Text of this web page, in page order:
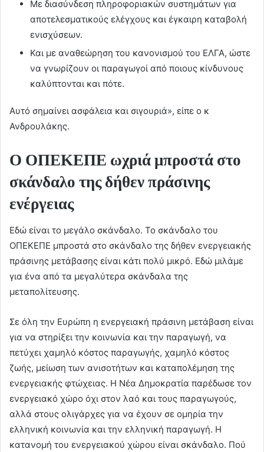
Με διασύνδεση πληροφοριακών συστημάτων για
αποτελεσματικούς ελέγχους και έγκαιρη καταβολή
ενισχύσεων.
Και με αναθεώρηση του κανονισμού του ΕΛΓΑ, ώστε
να γνωρίζουν οι παραγωγοί από ποιους κίνδυνους
καλύπτονται και πότε.
Αυτό σημαίνει ασφάλεια και σιγουριά», είπε ο κ
Ανδρουλάκης.
Ο ΟΠΕΚΕΠΕ ωχριά μπροστά στο
σκάνδαλο της δήθεν πράσινης
ενέργειας
Εδώ είναι το μεγάλο σκάνδαλο. Το σκάνδαλο του
ΟΠΕΚΕΠΕ μπροστά στο σκάνδαλο της δήθεν ενεργειακής
πράσινης μετάβασης είναι κάτι πολύ μικρό. Εδώ μιλάμε
για ένα από τα μεγαλύτερα σκάνδαλα της
μεταπολίτευσης.
Σε όλη την Ευρώπη η ενεργειακή πράσινη μετάβαση είναι
για να στηρίξει την κοινωνία και την παραγωγή, να
πετύχει χαμηλό κόστος παραγωγής, χαμηλό κόστος
ζωής, μείωση των ανισοτήτων και καταπολέμηση της
ενεργειακής φτώχειας. Η Νέα Δημοκρατία παρέδωσε τον
ενεργειακό χώρο όχι στον λαό και τους παραγωγούς,
αλλά στους ολιγάρχες για να έχουν σε ομηρία την
ελληνική κοινωνία και την ελληνική παραγωγή. Η
κατανομή του ενεργειακού χώρου είναι σκάνδαλο. Πού